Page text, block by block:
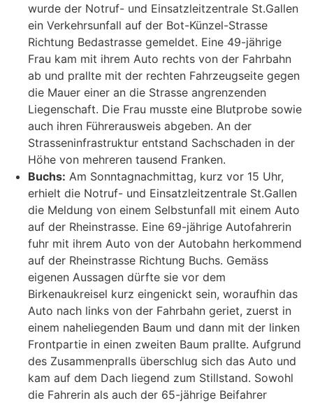
wurde der Notruf- und Einsatzleitzentrale St.Gallen
ein Verkehrsunfall auf der Bot-Künzel-Strasse
Richtung Bedastrasse gemeldet. Eine 49-jährige
Frau kam mit ihrem Auto rechts von der Fahrbahn
ab und prallte mit der rechten Fahrzeugseite gegen
die Mauer einer an die Strasse angrenzenden
Liegenschaft. Die Frau musste eine Blutprobe sowie
auch ihren Führerausweis abgeben. An der
Strasseninfrastruktur entstand Sachschaden in der
Höhe von mehreren tausend Franken.
Buchs: Am Sonntagnachmittag, kurz vor 15 Uhr,
erhielt die Notruf- und Einsatzleitzentrale St.Gallen
die Meldung von einem Selbstunfall mit einem Auto
auf der Rheinstrasse. Eine 69-jährige Autofahrerin
fuhr mit ihrem Auto von der Autobahn herkommend
auf der Rheinstrasse Richtung Buchs. Gemäss
eigenen Aussagen dürfte sie vor dem
Birkenaukreisel kurz eingenickt sein, woraufhin das
Auto nach links von der Fahrbahn geriet, zuerst in
einem naheliegenden Baum und dann mit der linken
Frontpartie in einen zweiten Baum prallte. Aufgrund
des Zusammenpralls überschlug sich das Auto und
kam auf dem Dach liegend zum Stillstand. Sowohl
die Fahrerin als auch der 65-jährige Beifahrer